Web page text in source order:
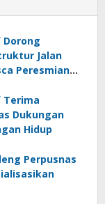
Dorong
Jalan
Peresmian
Terima
Dukungan
Hidup
Perpusnas